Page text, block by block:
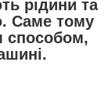
рідини та
Саме тому
способом,